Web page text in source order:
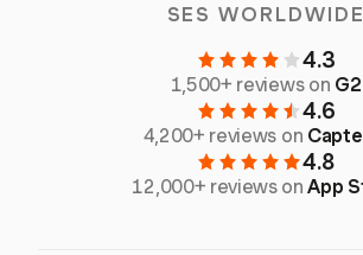
SES WORLDWIDE
4.3
1,500+ reviews on G2
4.6
4,200+ reviews on
4.8
12,000+ reviews onApp